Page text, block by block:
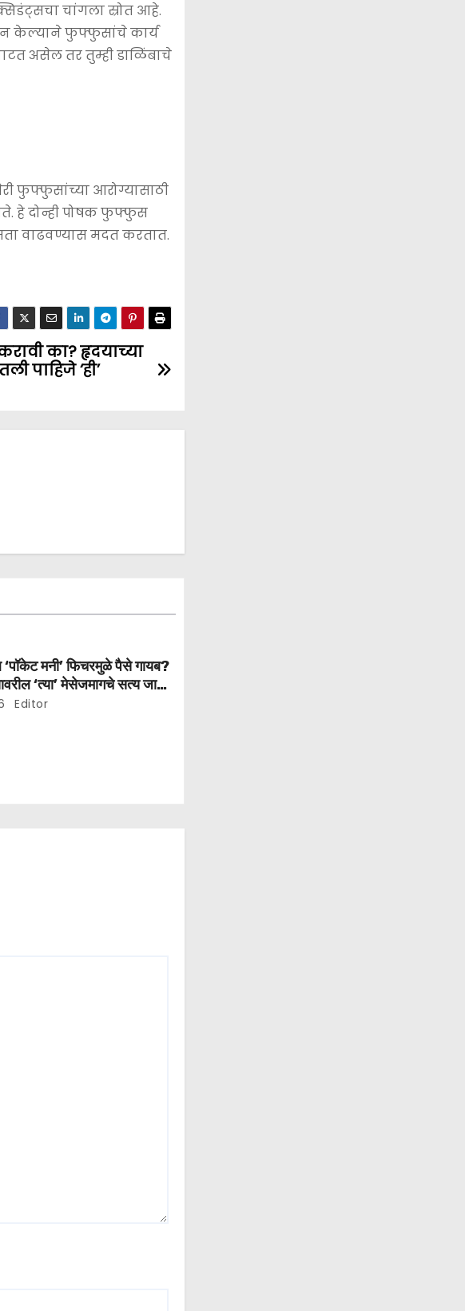
चांगला स्रोत आहे.
केल्याने फुफ्फुसांचे कार्य
असेल तर तुम्ही डाळिंबाचे
फुफ्फुसांच्या आरोग्यासाठी
हे दोन्ही पोषक फुफ्फुस
वाढवण्यास मदत करतात.
का? हृदयाच्या
पाहिजे ‘ही’
मनी’ फिचरमुळे पैसे गायब?
‘त्या’ मेसेजमागचे सत्य जाणून
Editor